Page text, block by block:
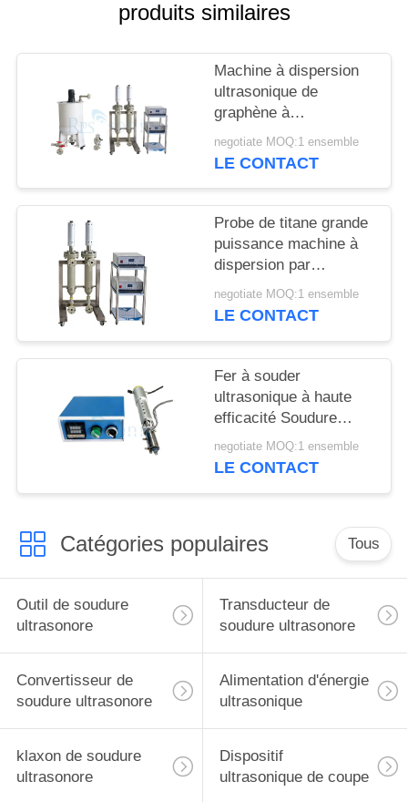
POLITIQUE
CONFIDENTIALITÉ
produits similaires
Machine à dispersion
ultrasonique de
graphène à
fonctionnement continu
negotiate MOQ:1 ensemble
LE CONTACT
Probe de titane grande
puissance machine à
dispersion par
ultrasons de noir de
carbone machine
negotiate MOQ:1 ensemble
LE CONTACT
Fer à souder
ultrasonique à haute
efficacité Soudure
ultrasonique du verre
pour l'industrie de la
negotiate MOQ:1 ensemble
LE CONTACT
Catégories populaires Tous
Outil de soudure
ultrasonore
Transducteur de
soudure ultrasonore
Convertisseur de
soudure ultrasonore
Alimentation d'énergie
ultrasonique
klaxon de soudure
ultrasonore
Dispositif
ultrasonique de coupe